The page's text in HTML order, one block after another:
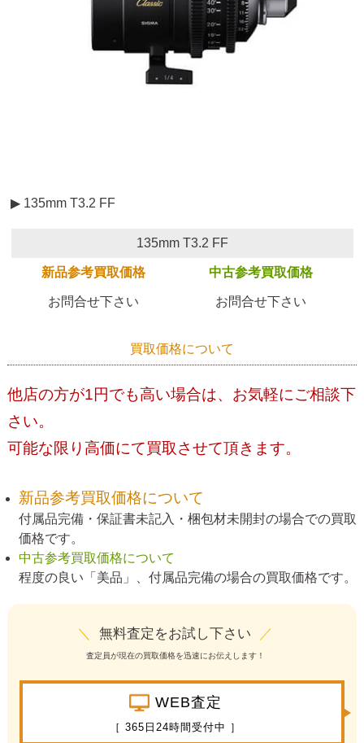
▶ 135mm T3.2 FF
135mm T3.2 FF
新品参考買取価格 中古参考買取価格
お問合せ下さい お問合せ下さい
買取価格について
他店の方が1円でも高い場合は、お気軽にご相談下
さい。
可能な限り高価にて買取させて頂きます。
新品参考買取価格について
付属品完備・保証書未記入・梱包材未開封の場合での買取
価格です。
中古参考買取価格について
程度の良い「美品」、付属品完備の場合の買取価格です。
＼ 無料査定をお試し下さい ／
査定員が現在の買取価格を迅速にお伝えします！
WEB査定
［ 365日24時間受付中 ］